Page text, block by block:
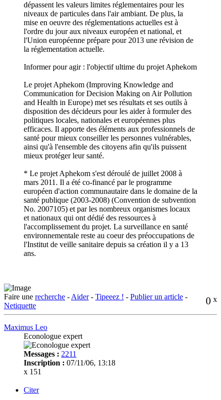
dépassent les valeurs limites réglementaires pour les
niveaux de particules dans l'air ambiant. De plus, la
mise en oeuvre des réglementations actuelles est à
l'ordre du jour aux niveaux européen et national, et
l'Union européenne prépare pour 2013 une révision de
la réglementation actuelle.
Informer pour agir : l'objectif ultime du projet Aphekom
Le projet Aphekom (Improving Knowledge and
Communication for Decision Making on Air Pollution
and Health in Europe) met ses résultats et ses outils à
disposition des décideurs pour les aider à formuler des
politiques locales, nationales et européennes plus
efficaces. Il apporte des éléments aux professionnels de
santé pour mieux conseiller les personnes vulnérables,
ainsi qu'à l'ensemble des citoyens afin qu'ils puissent
mieux protéger leur santé.
* Le projet Aphekom s'est déroulé de juillet 2008 à
mars 2011. Il a été co-financé par le programme
européen d'action communautaire dans le domaine de la
santé publique (2003-2008) (Convention de subvention
No. 2007105) et par les nombreux organismes locaux
et nationaux qui ont dédié des ressources à
l'accomplissement du projet. La surveillance en santé
environnementale reste au coeur des préoccupations de
l'Institut de veille sanitaire depuis sa création il y a 13
ans.
0 x
Faire une recherche - Aider- Tipeeez ! - Publier un article -
Netiquette
Maximus Leo
Econologue expert
Messages : 2211
Inscription : 07/11/06, 13:18
x 151
Citer